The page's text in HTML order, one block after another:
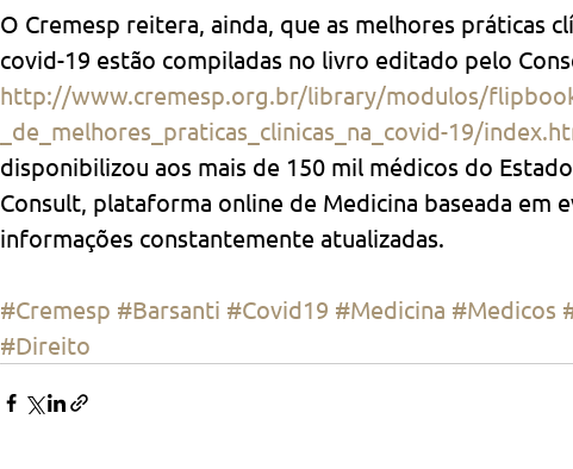
O Cremesp reitera, ainda, que as melhores práticas
covid-19 estão compiladas no livro editado pelo
http://www.cremesp.org.br/library/modulos/
_de_melhores_praticas_clinicas_na_covid-19/
disponibilizou aos mais de 150 mil médicos do
Consult, plataforma online de Medicina baseada em
informações constantemente atualizadas.
#Cremesp #Barsanti #Covid19 #Medicina #Medicos
#Direito